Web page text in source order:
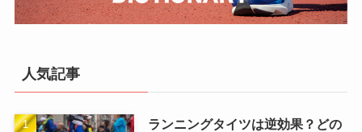
人気記事
ランニングタイツは逆効果？どの